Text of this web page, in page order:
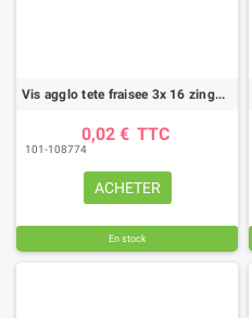
Vis agglo tete fraisee 3x 16 zingue (boite de 400)
0,02 € TTC
101-108774
ACHETER
En stock